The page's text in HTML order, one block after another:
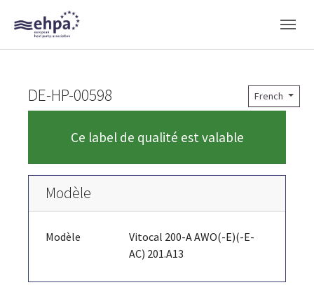
Skip to main navigation
Skip to main content
Skip to page footer
French
DE-HP-00598
Ce label de qualité est valable
Modèle
Modèle
Vitocal 200-A AWO(-E)(-E-
AC) 201.A13